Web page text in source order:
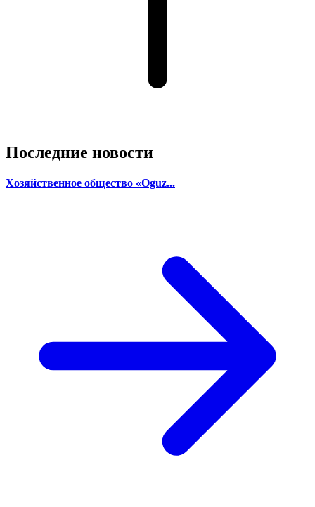
Последние новости
Хозяйственное общество «Oguz...